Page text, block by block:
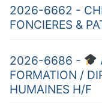
2026-6662 -
FONCIERES &
2026-6686 -
FORMATION /
HUMAINES H/F